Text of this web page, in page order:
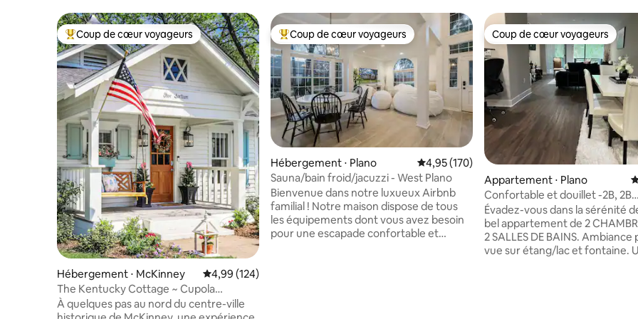
Coups de cœur voyageurs les plus appréciés
Coup de cœur voyageurs
Hébergement ⋅ McKinney Évaluation moyenne sur la base de 124 commentaires : 4,99 sur 5
4,99 (124)
The Kentucky Cottage ~ Cupola
Lane~McK Square
À quelques pas au nord du centre-ville
Coups de cœur voyageurs les plus appréciés
Coup de cœur voyageurs
Hébergement ⋅ Plano Évaluation moyenne sur la base de 170
4,95 (170)
Sauna/bain froid/jacuzzi - West Plano
Bienvenue dans notre luxueux Airbnb
familial ! Notre maison dispose de tous
les équipements dont vous avez besoin
pour une escapade confortable et
Coup de cœur voyageurs
Coup de cœur voyageurs
Appartement ⋅ Plano
Confortable et douillet -2B, 2B
Appartement @ Legacy Plano.
Évadez-vous dans la sérénité
bel appartement de 2
2 SALLES DE BAINS. Ambiance
vue sur étang/lac et fontaine.